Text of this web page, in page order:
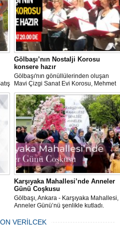
Gölbaşı’nın Nostalji Korosu
konsere hazır
Gölbaşı'nın gönüllülerinden oluşan
Mavi Çizgi Sanat Evi Korosu, Mehmet
Akif Ersoy Kültür Merkezi’nde vereceği
konsere hızır.
Karşıyaka Mahallesi’nde Anneler
Günü Coşkusu
Gölbaşı, Ankara - Karşıyaka Mahallesi,
Anneler Günü’nü şenlikle kutladı.
öncülüğünde düzenlenen 1. Karşıyaka
VERİLCEK